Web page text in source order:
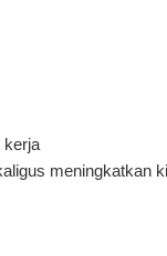
kerja
meningkatkan